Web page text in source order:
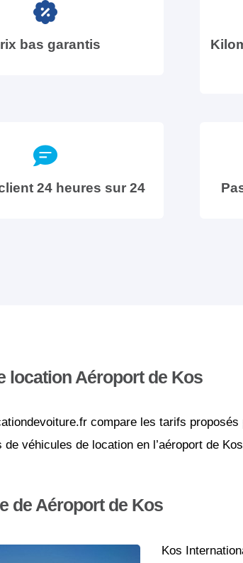
bas garantis
24 heures sur 24
location Aéroport de Kos
compare les tarifs
de véhicules de location en l’aéroport de
de Aéroport de Kos
Kos